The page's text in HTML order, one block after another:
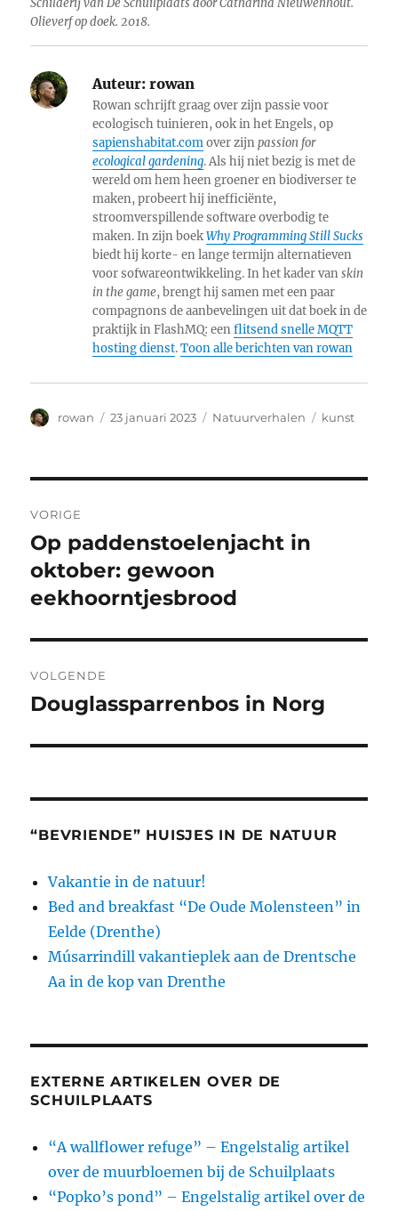
Olieverf op doek. 2018.
Auteur: rowan
Rowan schrijft graag over zijn passie voor
ecologisch tuinieren, ook in het Engels, op
sapienshabitat.comover zijnpassion for
ecological gardening. Als hij niet bezig is met de
wereld om hem heen groener en biodiverser te
maken, probeert hij inefficiënte,
stroomverspillende software overbodig te
maken. In zijn boekWhy Programming Still Sucks
biedt hij korte- en lange termijn alternatieven
voor sofwareontwikkeling. In het kader vanskin
in the game, brengt hij samen met een paar
compagnons de aanbevelingen uit dat boek in de
praktijk in FlashMQ: eenflitsend snelle MQTT
hosting dienst.Toon alle berichten van rowan
Auteur
rowan
Geplaatst
23 januari 2023 Categorieën
Natuurverhalen Tags
kunst
navigatie
VORIGE
Vorig
bericht:
Op paddenstoelenjacht in
oktober: gewoon
eekhoorntjesbrood
VOLGENDE
Volgend
Douglassparrenbos in Norg
“BEVRIENDE” HUISJES IN DE NATUUR
Vakantie in de natuur!
Bed and breakfast “De Oude Molensteen” in
Eelde (Drenthe)
Músarrindill vakantieplek aan de Drentsche
Aa in de kop van Drenthe
EXTERNE ARTIKELEN OVER DE
SCHUILPLAATS
“A wallflower refuge” – Engelstalig artikel
over de muurbloemen bij de Schuilplaats
“Popko’s pond” – Engelstalig artikel over de